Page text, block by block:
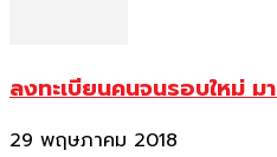
ลงทะเบียนคนจนรอบใหม่
29 พฤษภาคม 2018